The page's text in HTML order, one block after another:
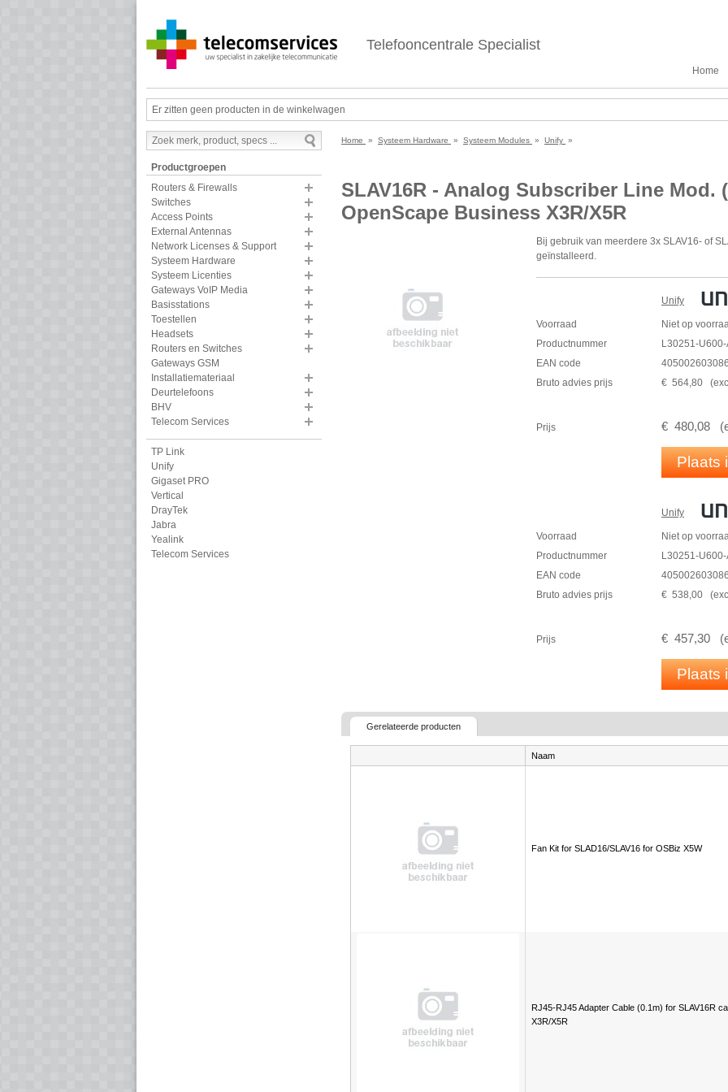
Telefooncentrale Specialist
Home
Er zitten geen producten in de winkelwagen
Productgroepen
Routers & Firewalls
Switches
Access Points
External Antennas
Network Licenses & Support
Systeem Hardware
Systeem Licenties
Gateways VoIP Media
Basisstations
Toestellen
Headsets
Routers en Switches
Gateways GSM
Installatiemateriaal
Deurtelefoons
BHV
Telecom Services
TP Link
Unify
Gigaset PRO
Vertical
DrayTek
Jabra
Yealink
Telecom Services
Home » Systeem Hardware » Systeem Modules » Unify »
SLAV16R - Analog Subscriber Line Mod.
OpenScape Business X3R/X5R
Bij gebruik van meerdere 3x SLAV16- of
geïnstalleerd.
16-poorts analoge abonneelijnmodule
telefoonnummer van de beller weer te
omroepinstallaties, versterkers voor
voicemailsystemen.
Kan worden gebruikt voor externe
poorten 9-16 te gebruiken, zijn
Tip: De lay-out wordt in zijn geheel
1 SLAV16R-module S30810-K2963-Z
OpenScape Business V1 configuratie
Unify
Voorraad
Niet op
Productnummer
L30251-
EAN code
Bruto advies prijs
€ 564,80 (
Prijs € 480,08 (
Plaats
Unify
Voorraad
Niet op
Productnummer
L30251-
EAN code
Bruto advies prijs
€ 538,00 (
Prijs € 457,30 (
Plaats
Gerelateerde producten
Naam
Fan Kit for SLAD16/SLAV16 for OSBiz X5W
RJ45-RJ45 Adapter Cable (0.1m) for SLAV16R
X3R/X5R